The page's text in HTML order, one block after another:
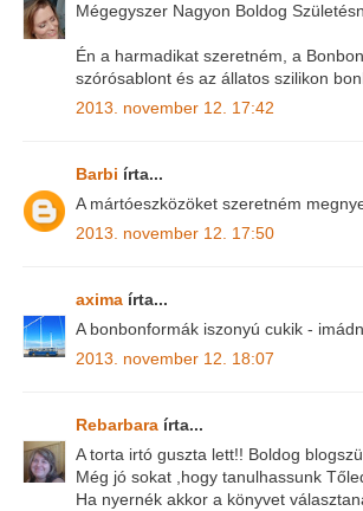
Mégegyszer Nagyon Boldog
Én a harmadikat szeretném, a
szórósablont és az állatos szilikon
2013. november 12. 17:42
Barbi írta...
A mártóeszközöket szeretném
2013. november 12. 17:50
axima írta...
A bonbonformák iszonyú cukik -
2013. november 12. 18:07
Rebarbara írta...
A torta irtó guszta lett!! Boldog
Még jó sokat ,hogy tanulhassunk
Ha nyernék akkor a könyvet